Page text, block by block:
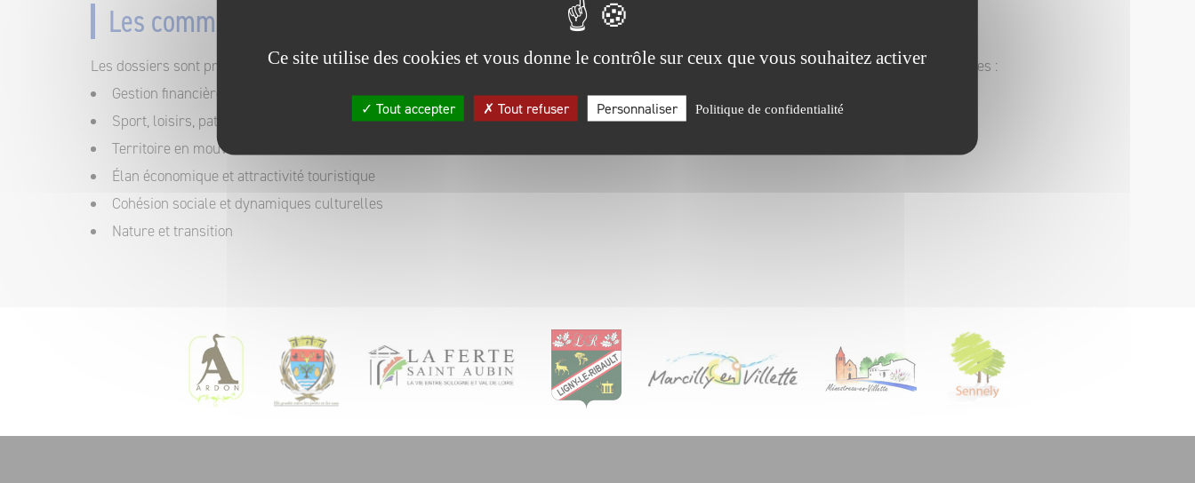
Les commissions des Portes de Sologne
Les dossiers sont préparés par les 8 commissions qui ont été constituées à partir des différentes compétences de la communauté de communes :
Gestion financières et optimisation des ressources
Sport, loisirs, patrimoine et soutien à la vie associative
Territoire en mouvement
Élan économique et attractivité touristique
Cohésion sociale et dynamiques culturelles
Nature et transition
Ce site utilise des cookies et vous donne le contrôle sur ceux que vous souhaitez activer
Tout accepter Tout refuser Personnaliser Politique de confidentialité